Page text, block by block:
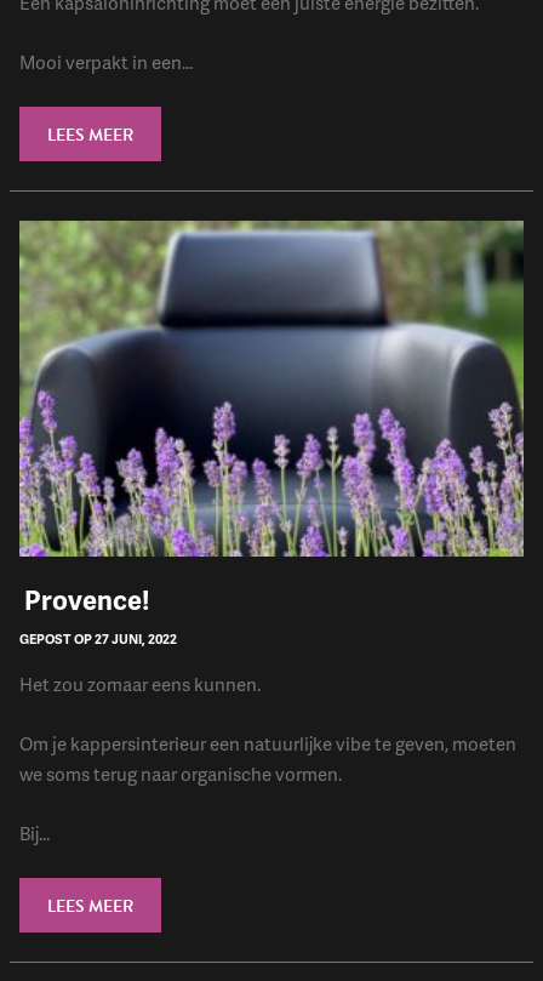
Mooi verpakt in een...
LEES MEER
​ Provence!
GEPOST OP 27 JUNI, 2022
Het zou zomaar eens kunnen.
Om je kappersinterieur een natuurlijke vibe te geven, moeten
we soms terug naar organische vormen.
Bij...
LEES MEER